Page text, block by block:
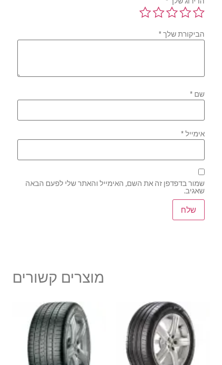
הביקורת שלך*
שם*
אימייל*
שמור בדפדפן זה את השם, האימייל והאתר שלי לפעם הבאה
שאגיב.
מוצרים קשורים